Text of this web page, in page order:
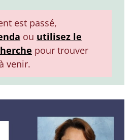
est passé,
ou utilisez le
pour trouver
venir.